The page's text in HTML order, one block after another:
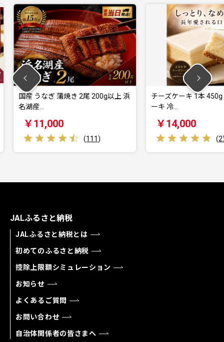
200g以上 浜
チーズケーキ 1本 450g まるたや ケ
クラウ
JALふるさと納税
JALふるさと納税とは
初めてのふるさと納税
控除上限額シミュレーション
お知らせ
よくあるご質問
お問い合わせ
自治体関係者の皆さまへ